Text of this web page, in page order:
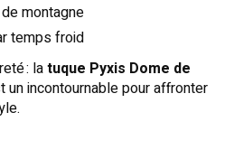
montagne
temps froid
: latuque Pyxis Dome de
un incontournable pour affronter